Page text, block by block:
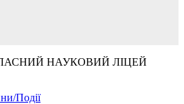
НАУКОВИЙ ЛІЦЕЙ
Події